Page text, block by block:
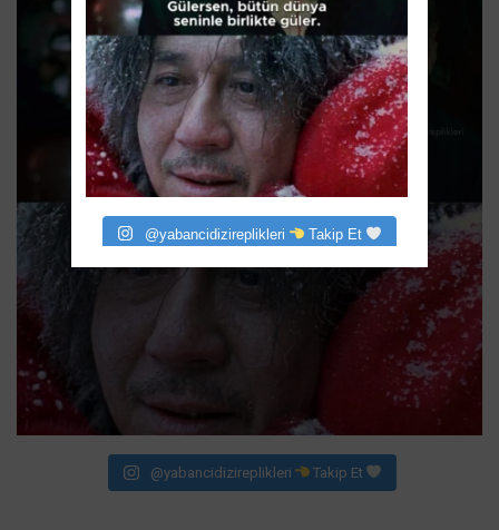
@yabancidizireplikleri Takip Et
@yabancidizireplikleri Takip Et